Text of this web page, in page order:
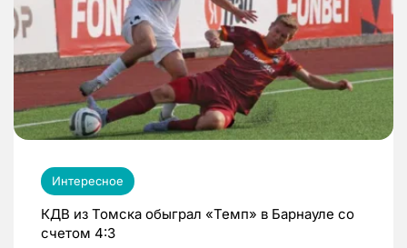
Интересное
КДВ из Томска обыграл «Темп» в Барнауле со
счетом 4:3